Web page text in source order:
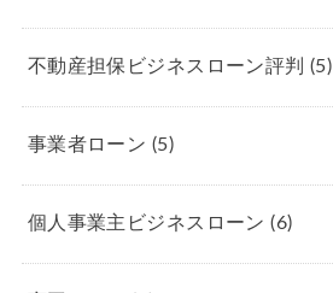
不動産担保ビジネスローン評判(5)
事業者ローン (5)
個人事業主ビジネスローン(6)